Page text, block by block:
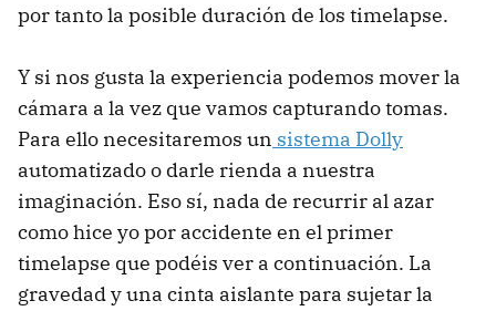
por tanto la posible duración de los timelapse.
Y si nos gusta la experiencia podemos mover la
cámara a la vez que vamos capturando tomas.
Para ello necesitaremos un sistema Dolly
automatizado o darle rienda a nuestra
imaginación. Eso sí, nada de recurrir al azar
como hice yo por accidente en el primer
timelapse que podéis ver a continuación. La
gravedad y una cinta aislante para sujetar la